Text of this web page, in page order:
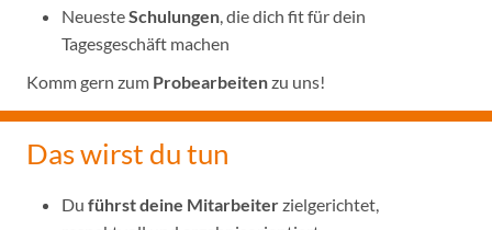
NeuesteSchulungen, die dich fit für dein
Tagesgeschäft machen
Komm gern zum Probearbeitenzu uns!
Das wirst du tun
Du führst deine Mitarbeiterzielgerichtet,